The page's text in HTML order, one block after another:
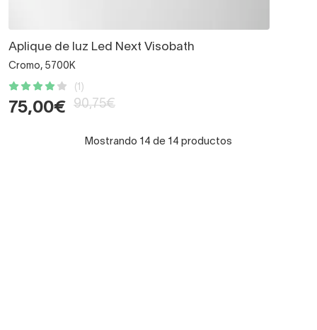
Aplique de luz Led Next Visobath
Cromo, 5700K
(1)
75,00€ 90,75€
Mostrando 14 de 14 productos